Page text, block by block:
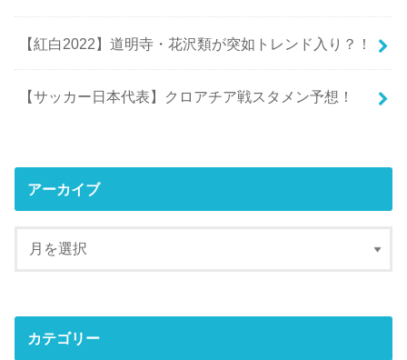
【紅白2022】道明寺・花沢類が突如トレンド入り？！
【サッカー日本代表】クロアチア戦スタメン予想！
アーカイブ
カテゴリー